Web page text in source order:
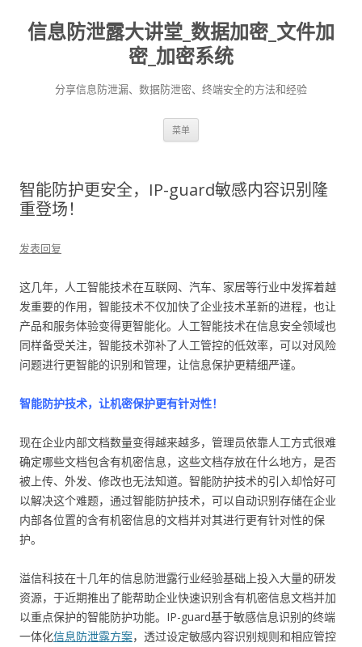
信息防泄露大讲堂_数据加密_文件加
密_加密系统
分享信息防泄漏、数据防泄密、终端安全的方法和经验
菜单
智能防护更安全，IP-guard敏感内容识别隆
重登场！
发表回复
这几年，人工智能技术在互联网、汽车、家居等行业中发挥着越
发重要的作用，智能技术不仅加快了企业技术革新的进程，也让
产品和服务体验变得更智能化。人工智能技术在信息安全领域也
同样备受关注，智能技术弥补了人工管控的低效率，可以对风险
问题进行更智能的识别和管理，让信息保护更精细严谨。
智能防护技术，让机密保护更有针对性！
现在企业内部文档数量变得越来越多，管理员依靠人工方式很难
确定哪些文档包含有机密信息，这些文档存放在什么地方，是否
被上传、外发、修改也无法知道。智能防护技术的引入却恰好可
以解决这个难题，通过智能防护技术，可以自动识别存储在企业
内部各位置的含有机密信息的文档并对其进行更有针对性的保
护。
溢信科技在十几年的信息防泄露行业经验基础上投入大量的研发
资源，于近期推出了能帮助企业快速识别含有机密信息文档并加
以重点保护的智能防护功能。IP-guard基于敏感信息识别的终端
一体化信息防泄露方案，透过设定敏感内容识别规则和相应管控